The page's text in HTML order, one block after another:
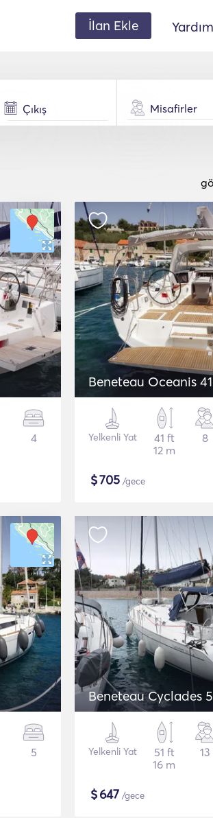
İlan Ekle Yardım
Misafirler
4
Beneteau Oceanis
Yelkenli Yat
41 ft
12 m
8
$705 /gece
5
Beneteau Cyclades
Yelkenli Yat
51 ft
16 m
13
$647 /gece